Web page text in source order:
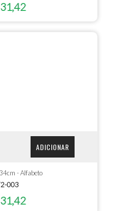
ADICIONAR
- Alfabeto
003